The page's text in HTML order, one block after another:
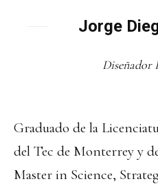
Jorge
Diseñador
Graduado de la
del Tec de Monterrey y
Master in Science,